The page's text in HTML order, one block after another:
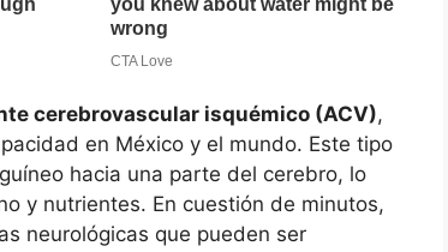
cerebrovascular isquémico (ACV),
en México y el mundo. Este tipo
hacia una parte del cerebro, lo
y nutrientes. En cuestión de minutos,
neurológicas que pueden ser